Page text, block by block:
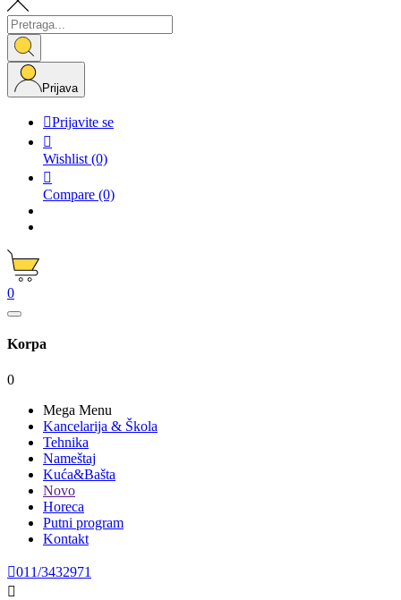
Prijava
Prijavite se

Wishlist (0)

Compare (0)
0
Korpa
0
Mega Menu
Kancelarija & Škola
Tehnika
Nameštaj
Kuća&Bašta
Novo
Horeca
Putni program
Kontakt
011/3432971
